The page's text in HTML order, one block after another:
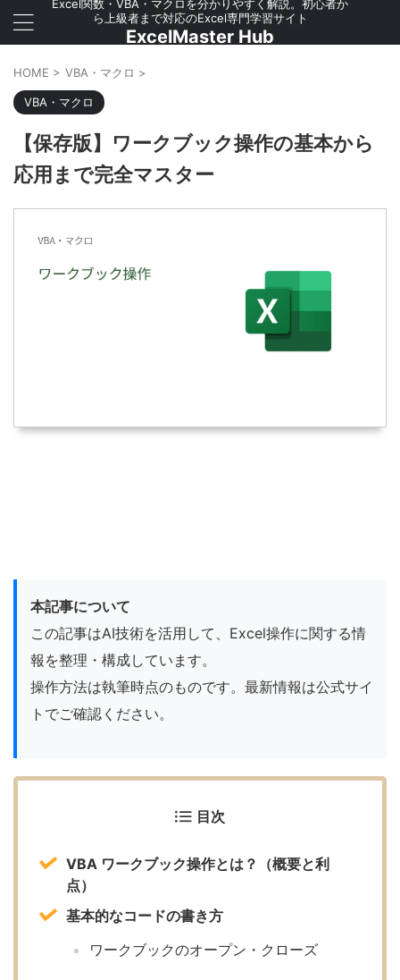
Excel関数・VBA・マクロを分かりやすく解説。初心者か
ら上級者まで対応のExcel専門学習サイト
ExcelMaster Hub
HOME > VBA・マクロ >
VBA・マクロ
【保存版】ワークブック操作の基本から
応用まで完全マスター
本記事について
この記事はAI技術を活用して、Excel操作に関する情
報を整理・構成しています。
操作方法は執筆時点のものです。最新情報は公式サイ
トでご確認ください。
目次
VBA ワークブック操作とは？（概要と利
点）
基本的なコードの書き方
ワークブックのオープン・クローズ